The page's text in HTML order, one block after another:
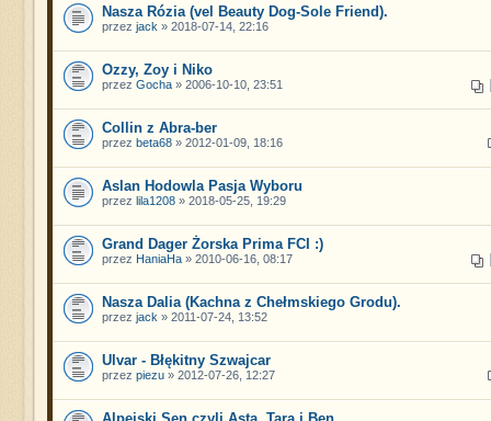
Nasza Rózia (vel Beauty Dog-Sole Friend).
przez jack » 2018-07-14, 22:16
Ozzy, Zoy i Niko
przez Gocha» 2006-10-10, 23:51
Collin z Abra-ber
przez beta68» 2012-01-09, 18:16
Aslan Hodowla Pasja Wyboru
przez lila1208» 2018-05-25, 19:29
Grand Dager Żorska Prima FCI :)
przez HaniaHa» 2010-06-16, 08:17
Nasza Dalia (Kachna z Chełmskiego Grodu).
przez jack » 2011-07-24, 13:52
Ulvar - Błękitny Szwajcar
przez piezu» 2012-07-26, 12:27
Alpejski Sen czyli Asta, Tara i Ben